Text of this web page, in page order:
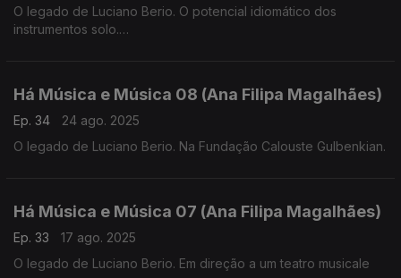
O legado de Luciano Berio. O potencial idiomático dos
instrumentos solo.
Há Música e Música 08 (Ana Filipa Magalhães)
Ep. 34
24 ago. 2025
O legado de Luciano Berio. Na Fundação Calouste Gulbenkian.
Há Música e Música 07 (Ana Filipa Magalhães)
Ep. 33
17 ago. 2025
O legado de Luciano Berio. Em direção a um teatro musicale